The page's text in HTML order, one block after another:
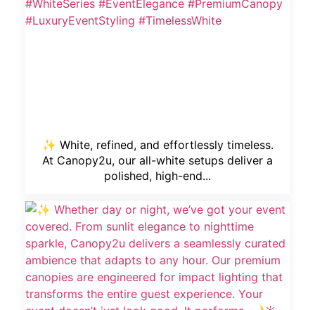
✨ White, refined, and effortlessly timeless.
At Canopy2u, our all-white setups deliver a
polished, high-end...